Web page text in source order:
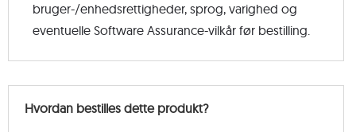
bruger-/enhedsrettigheder, sprog, varighed og
eventuelle Software Assurance-vilkår før bestilling.
Hvordan bestilles dette produkt?